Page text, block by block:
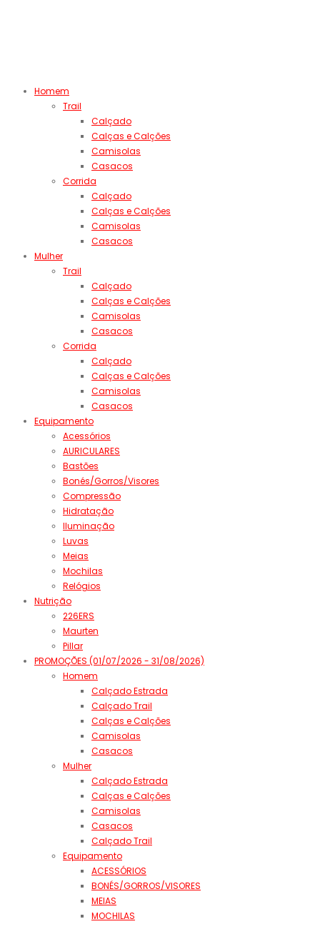
Homem
Trail
Calçado
Calças e Calções
Camisolas
Casacos
Corrida
Calçado
Calças e Calções
Camisolas
Casacos
Mulher
Trail
Calçado
Calças e Calções
Camisolas
Casacos
Corrida
Calçado
Calças e Calções
Camisolas
Casacos
Equipamento
Acessórios
AURICULARES
Bastões
Bonés/Gorros/Visores
Compressão
Hidratação
Iluminação
Luvas
Meias
Mochilas
Relógios
Nutrição
226ERS
Maurten
Pillar
PROMOÇÕES (01/07/2026 - 31/08/2026)
Homem
Calçado Estrada
Calçado Trail
Calças e Calções
Camisolas
Casacos
Mulher
Calçado Estrada
Calças e Calções
Camisolas
Casacos
Calçado Trail
Equipamento
ACESSÓRIOS
BONÉS/GORROS/VISORES
MEIAS
MOCHILAS